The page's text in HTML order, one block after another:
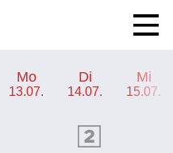
Mo
13.07.
Di
14.07.
Mi
15.07.
ORF 2 Programm